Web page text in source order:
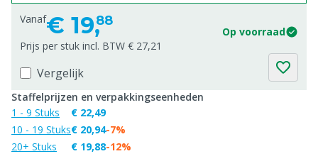
Vanaf€ 19,88
Op voorraad
Prijs per stuk incl. BTW € 27,21
Vergelijk
Staffelprijzen en verpakkingseenheden
1 - 9 Stuks
10 - 19 Stuks
20+ Stuks
€ 22,49
€ 20,94
€ 19,88
-7%
-12%